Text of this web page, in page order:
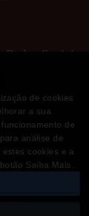
Redes Sociais
de cookies
a sua
de
análise de
cookies e a
Saiba Mais.